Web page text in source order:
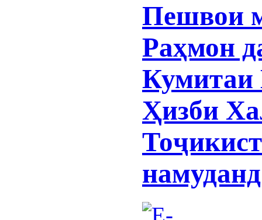
Пешвои
Раҳмон
Кумитаи
Ҳизби
намуданд